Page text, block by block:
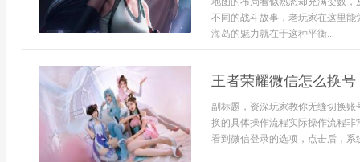
不同的战斗故事，老玩家在这里
海岛的魅力就在于这种平衡...
王者荣耀微信怎么换
副标题，资深玩家教你无缝切换
换的具体操作流程实际操作流程
看到微信登录的选项，点击后，